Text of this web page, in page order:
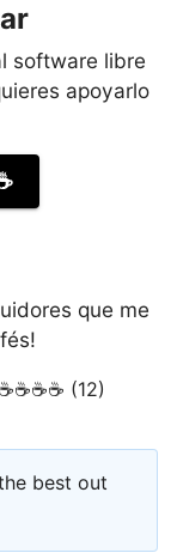
software libre
apoyarlo
que me
(12)
best out